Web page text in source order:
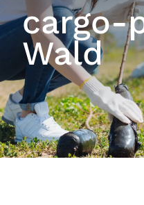
cargo-
Wald